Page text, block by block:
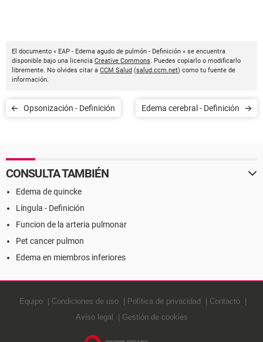
El documento « EAP - Edema agudo de pulmón - Definición » se encuentra
disponible bajo una licencia Creative Commons. Puedes copiarlo o modificarlo
libremente. No olvides citar a CCM Salud (salud.ccm.net) como tu fuente de
información.
Opsonización - Definición Edema cerebral - Definición
CONSULTA TAMBIÉN
Edema de quincke
Língula - Definición
Funcion de la arteria pulmonar
Pet cancer pulmon
Edema en miembros inferiores
Equipo Condiciones de uso Política de privacidad
Contacto
Aviso legal
Gestión de cookies